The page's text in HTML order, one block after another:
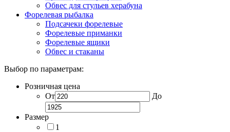
Обвес для стульев херабуна
Форелевая рыбалка
Подсачеки форелевые
Форелевые приманки
Форелевые ящики
Обвес и стаканы
Выбор по параметрам:
Розничная цена
От
До
Размер
1